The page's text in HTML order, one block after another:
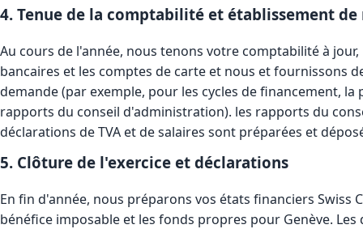
4. Tenue de la comptabilité et établissement
Au cours de l'année, nous tenons votre comptabilité à
bancaires et les comptes de carte et nous et fournissons
demande (par exemple, pour les cycles de financement,
rapports du conseil d'administration). les rapports du
déclarations de TVA et de salaires sont préparées et
5. Clôture de l'exercice et déclarations
En fin d'année, nous préparons vos états financiers Swiss
bénéfice imposable et les fonds propres pour Genève.